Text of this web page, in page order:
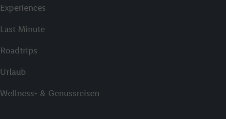
Experiences
Last Minute
Roadtrips
Urlaub
Wellness- & Genussreisen